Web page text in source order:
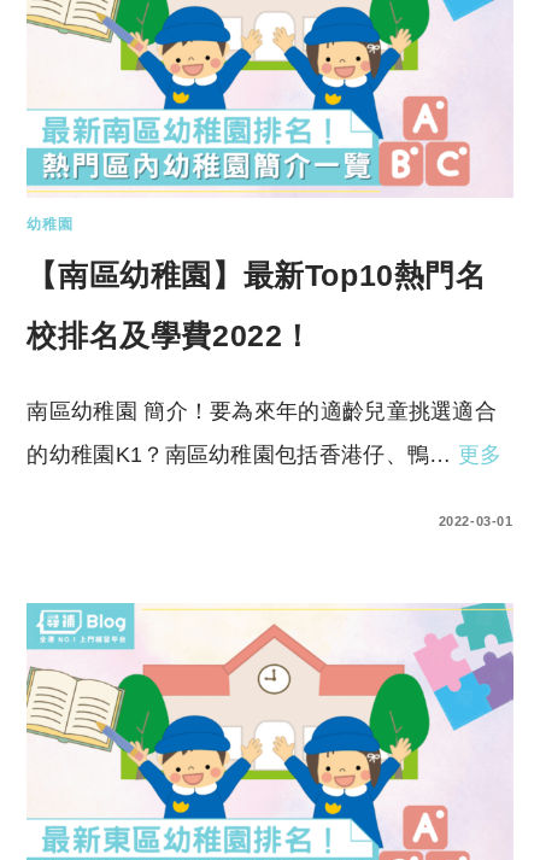
幼稚園
【南區幼稚園】最新Top10熱門名
校排名及學費2022！
南區幼稚園 簡介！要為來年的適齡兒童挑選適合
的幼稚園K1？南區幼稚園包括香港仔、鴨… 更多
2022-03-01